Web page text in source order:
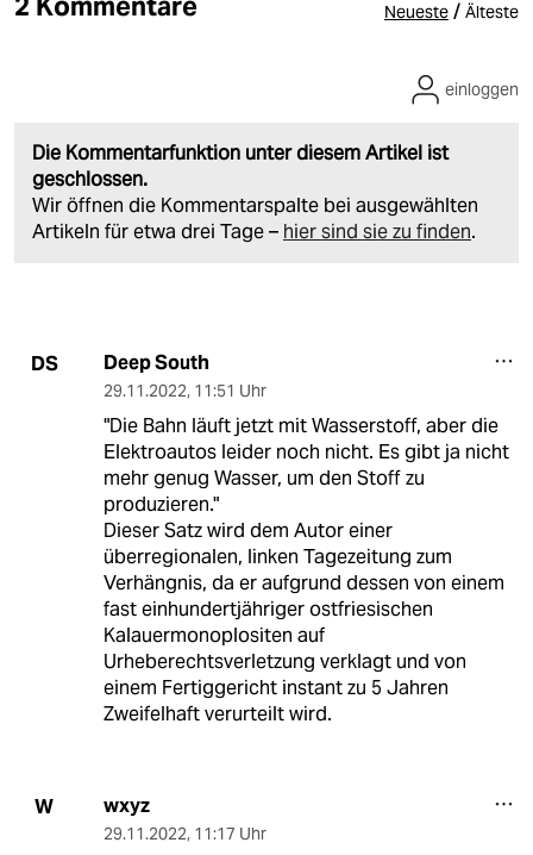
Neueste / Älteste
Die Kommentarfunktion unter diesem Artikel ist
geschlossen.
Wir öffnen die Kommentarspalte bei ausgewählten
Artikeln für etwa drei Tage – hier sind sie zu finden.
einloggen
DS Deep South
29.11.2022, 11:51 Uhr
"Die Bahn läuft jetzt mit Wasserstoff, aber die
Elektroautos leider noch nicht. Es gibt ja nicht
mehr genug Wasser, um den Stoff zu
produzieren."
Dieser Satz wird dem Autor einer
überregionalen, linken Tagezeitung zum
Verhängnis, da er aufgrund dessen von einem
fast einhundertjähriger ostfriesischen
Kalauermonoplositen auf
Urheberechtsverletzung verklagt und von
einem Fertiggericht instant zu 5 Jahren
Zweifelhaft verurteilt wird.
W wxyz
29.11.2022, 11:17 Uhr